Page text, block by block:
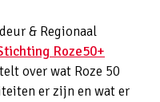
& Regionaal
Roze50+
over wat Roze 50
er zijn en wat er